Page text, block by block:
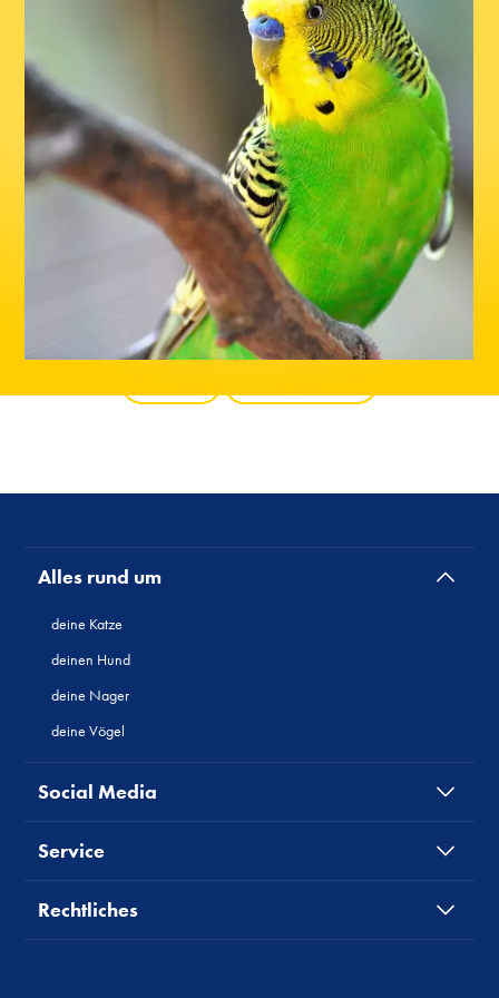
Alles rund um
deine Katze
deinen Hund
deine Nager
deine Vögel
Social Media
Service
Rechtliches